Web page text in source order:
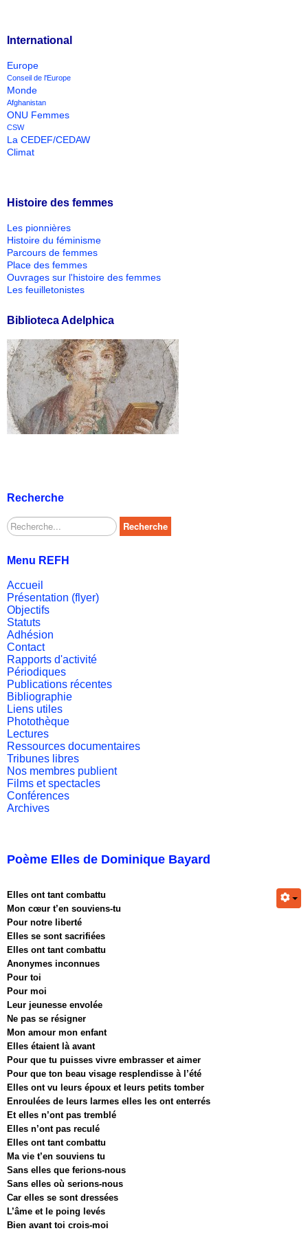
International
Europe
Conseil de l'Europe
Monde
Afghanistan
ONU Femmes
CSW
La CEDEF/CEDAW
Climat
Histoire des femmes
Les pionnières
Histoire du féminisme
Parcours de femmes
Place des femmes
Ouvrages sur l'histoire des femmes
Les feuilletonistes
Biblioteca Adelphica
Recherche
Rechercher Recherche
Menu REFH
Accueil
Présentation (flyer)
Objectifs
Statuts
Adhésion
Contact
Rapports d'activité
Périodiques
Publications récentes
Bibliographie
Liens utiles
Photothèque
Lectures
Ressources documentaires
Tribunes libres
Nos membres publient
Films et spectacles
Conférences
Archives
Poème Elles de Dominique Bayard
Elles ont tant combattu
Mon cœur t’en souviens-tu
Pour notre liberté
Elles se sont sacrifiées
Elles ont tant combattu
Anonymes inconnues
Pour toi
Pour moi
Leur jeunesse envolée
Ne pas se résigner
Mon amour mon enfant
Elles étaient là avant
Pour que tu puisses vivre embrasser et aimer
Pour que ton beau visage resplendisse à l’été
Elles ont vu leurs époux et leurs petits tomber
Enroulées de leurs larmes elles les ont enterrés
Et elles n’ont pas tremblé
Elles n’ont pas reculé
Elles ont tant combattu
Ma vie t’en souviens tu
Sans elles que ferions-nous
Sans elles où serions-nous
Car elles se sont dressées
L’âme et le poing levés
Bien avant toi crois-moi